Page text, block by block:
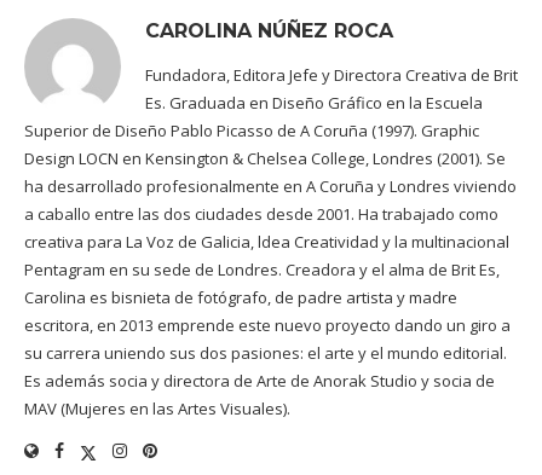
CAROLINA NÚÑEZ ROCA
Fundadora, Editora Jefe y Directora Creativa de Brit
Es. Graduada en Diseño Gráfico en la Escuela
Superior de Diseño Pablo Picasso de A Coruña (1997). Graphic
Design LOCN en Kensington & Chelsea College, Londres (2001). Se
ha desarrollado profesionalmente en A Coruña y Londres viviendo
a caballo entre las dos ciudades desde 2001. Ha trabajado como
creativa para La Voz de Galicia, ldea Creatividad y la multinacional
Pentagram en su sede de Londres. Creadora y el alma de Brit Es,
Carolina es bisnieta de fotógrafo, de padre artista y madre
escritora, en 2013 emprende este nuevo proyecto dando un giro a
su carrera uniendo sus dos pasiones: el arte y el mundo editorial.
Es además socia y directora de Arte de Anorak Studio y socia de
MAV (Mujeres en las Artes Visuales).